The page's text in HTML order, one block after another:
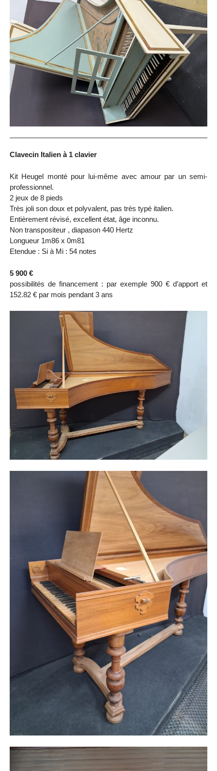
Clavecin Italien à 1 clavier
Kit Heugel monté pour lui-même avec amour par un semi-
professionnel.
2 jeux de 8 pieds
Très joli son doux et polyvalent, pas très typé italien.
Entièrement révisé, excellent état, âge inconnu.
Non transpositeur , diapason 440 Hertz
Longueur 1m86 x 0m81
Etendue : Si à Mi : 54 notes
5 900 €
possibilités de financement : par exemple 900 € d’apport et
152.82 € par mois pendant 3 ans